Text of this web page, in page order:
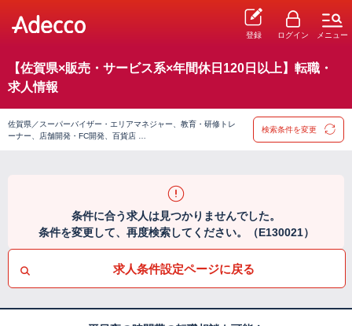
登録 ログイン メニュー
【佐賀県×販売・サービス系×年間休日120日以上】転職・
求人情報
佐賀県／スーパーバイザー・エリアマネジャー、教育・研修トレ
ーナー、店舗開発・FC開発、百貨店 …
検索条件を変更
条件に合う求人は見つかりませんでした。
条件を変更して、再度検索してください。（E130021）
求人条件設定ページに戻る